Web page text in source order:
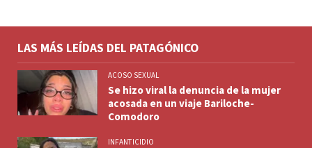
LAS MÁS LEÍDAS DEL PATAGÓNICO
ACOSO SEXUAL
Se hizo viral la denuncia de la mujer
acosada en un viaje Bariloche-
Comodoro
INFANTICIDIO